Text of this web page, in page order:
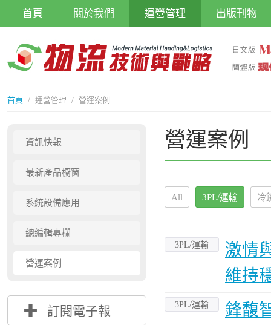
首頁 關於我們 運營管理 出版刊物
首頁 / 運營管理 / 營運案例
資訊快報
最新產品櫥窗
系統設備應用
總編輯專欄
營運案例
{ 訂閱電子報
營運案例
All 3PL/運輸 冷
3PL/運輸
激情
維持
3PL/運輸
鋒馥